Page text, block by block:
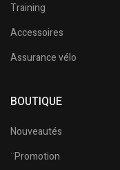
Training
Accessoires
Assurance vélo
BOUTIQUE
Nouveautés
¨Promotion